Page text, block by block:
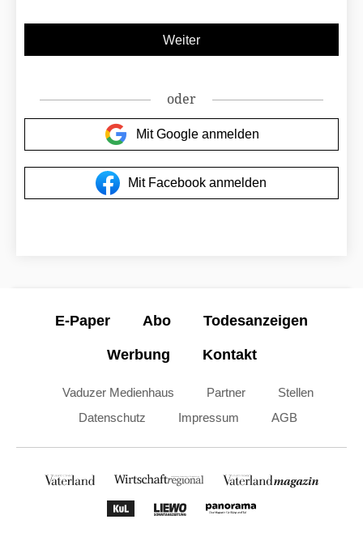
oder
Mit Google anmelden
Mit Facebook anmelden
E-Paper Abo Todesanzeigen
Werbung Kontakt
Vaduzer Medienhaus Partner
Stellen
Datenschutz
Impressum AGB